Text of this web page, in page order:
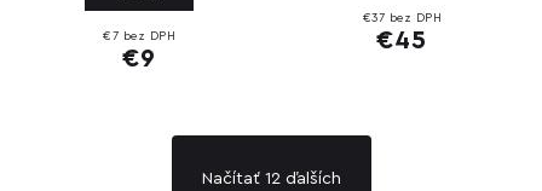
€7 bez DPH
€9
€37 bez DPH
€45
Načítať 12 ďalších